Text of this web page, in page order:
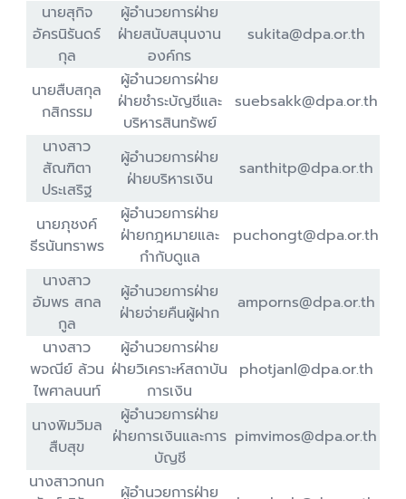
นายสุกิจ
อัครนิรันดร์
กุล
ผู้อำนวยการฝ่าย
ฝ่ายสนับสนุนงาน
องค์กร
sukita@dpa.or.th
นายสืบสกุล
กสิกรรม
ผู้อำนวยการฝ่าย
ฝ่ายชำระบัญชีและ
บริหารสินทรัพย์
suebsakk@dpa.or.th
นางสาว
สัณฑิตา
ประเสริฐ
ผู้อำนวยการฝ่าย
ฝ่ายบริหารเงิน
santhitp@dpa.or.th
นายภุชงค์
ธีรนันทราพร
ผู้อำนวยการฝ่าย
ฝ่ายกฎหมายและ
กำกับดูแล
puchongt@dpa.or.th
นางสาว
อัมพร สกล
กูล
ผู้อำนวยการฝ่าย
ฝ่ายจ่ายคืนผู้ฝาก
amporns@dpa.or.th
นางสาว
พจณีย์ ล้วน
ไพศาลนนท์
ผู้อำนวยการฝ่าย
ฝ่ายวิเคราะห์สถาบัน
การเงิน
photjanl@dpa.or.th
นางพิมวิมล
สืบสุข
ผู้อำนวยการฝ่าย
ฝ่ายการเงินและการ
บัญชี
pimvimos@dpa.or.th
นางสาวกนก
ผู้อำนวยการฝ่าย